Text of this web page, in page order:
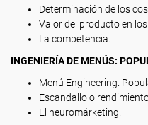
Determinación de los
Valor del producto en los
La competencia.
INGENIERÍA DE MENÚS:
Menú Engineering.
Escandallo o
El neuromárketing.